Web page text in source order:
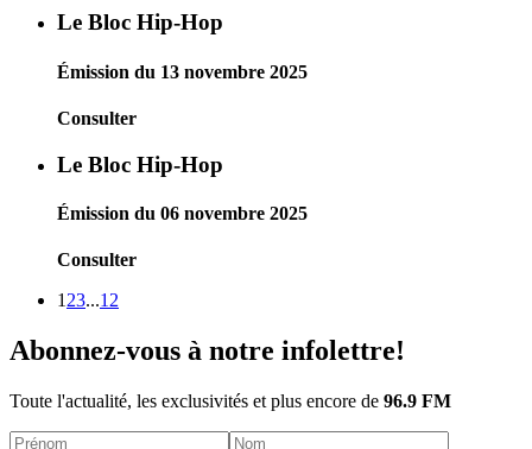
Le Bloc Hip-Hop
Émission du 13 novembre 2025
Consulter
Le Bloc Hip-Hop
Émission du 06 novembre 2025
Consulter
1 23...12
Abonnez-vous à notre infolettre!
Toute l'actualité, les exclusivités et plus encore de 96.9 FM